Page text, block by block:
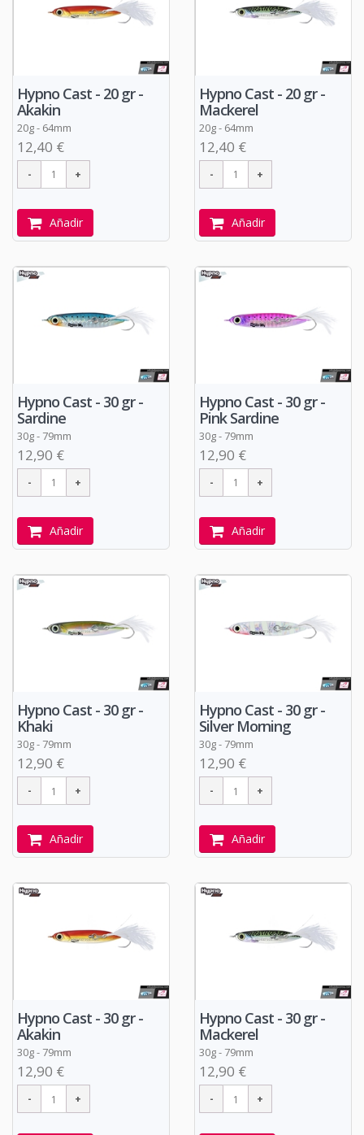
Hypno Cast - 20 gr -
Akakin
20g - 64mm
12,40 €
Añadir
Hypno Cast - 20 gr -
Mackerel
20g - 64mm
12,40 €
Añadir
Hypno Cast - 30 gr -
Sardine
30g - 79mm
12,90 €
Añadir
Hypno Cast - 30 gr -
Pink Sardine
30g - 79mm
12,90 €
Añadir
Hypno Cast - 30 gr -
Khaki
30g - 79mm
12,90 €
Añadir
Hypno Cast - 30 gr -
Silver Morning
30g - 79mm
12,90 €
Añadir
Hypno Cast - 30 gr -
Akakin
30g - 79mm
12,90 €
Hypno Cast - 30 gr -
Mackerel
30g - 79mm
12,90 €